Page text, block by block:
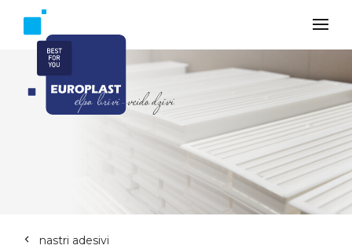
nastri adesivi